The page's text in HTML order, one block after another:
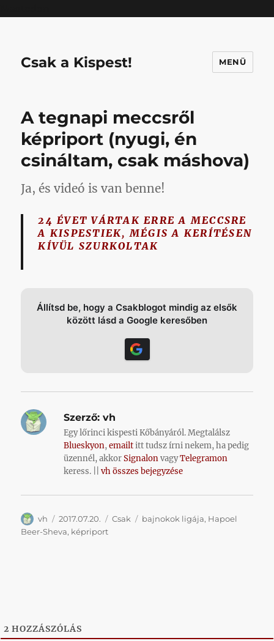
Csak a Kispest! MENÜ
A tegnapi meccsről
képriport (nyugi, én
csináltam, csak máshova)
Ja, és videó is van benne!
24 ÉVET VÁRTAK ERRE A MECCSRE
A KISPESTIEK, MÉGIS A KERÍTÉSEN
KÍVÜL SZURKOLTAK
Állítsd be, hogy a Csakblogot mindig az elsők
között lásd a Google keresőben
Szerző: vh
Egy lőrinci kispesti Kőbányáról. Megtalálsz
Blueskyon,emailtitt tudsz írni nekem, ha pedig
üzennél, akkorSignalonvagyTelegramon
keress. ||vh összes bejegyzése
Szerző
vh Közzétéve
2017.07.20. Kategória
Csak Címke
bajnokok ligája, Hapoel
Beer-Sheva, képriport
2 HOZZÁSZÓLÁS